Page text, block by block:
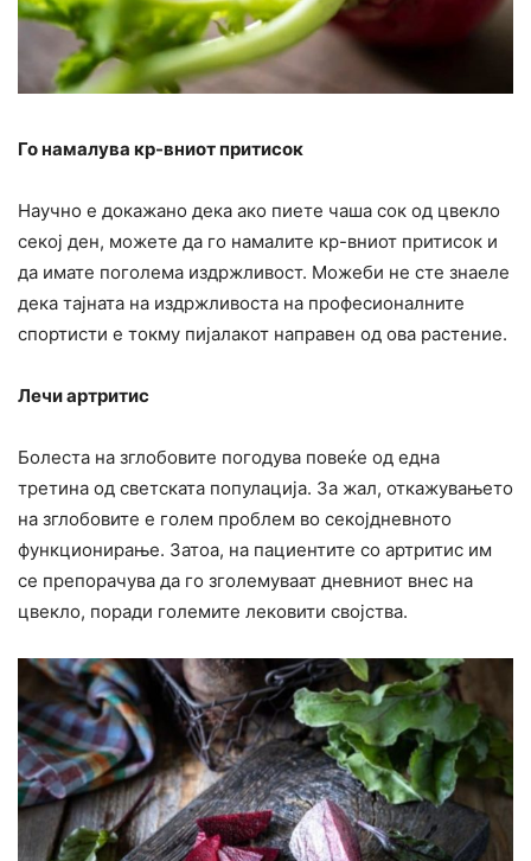
Го намалува кр-вниот притисок
Научно е докажано дека ако пиете чаша сок од цвекло
секој ден, можете да го намалите кр-вниот притисок и
да имате поголема издржливост. Можеби не сте знаеле
дека тајната на издржливоста на професионалните
спортисти е токму пијалакот направен од ова растение.
Лечи артритис
Болеста на зглобовите погодува повеќе од една
третина од светската популација. За жал, откажувањето
на зглобовите е голем проблем во секојдневното
функционирање. Затоа, на пациентите со артритис им
се препорачува да го зголемуваат дневниот внес на
цвекло, поради големите лековити својства.